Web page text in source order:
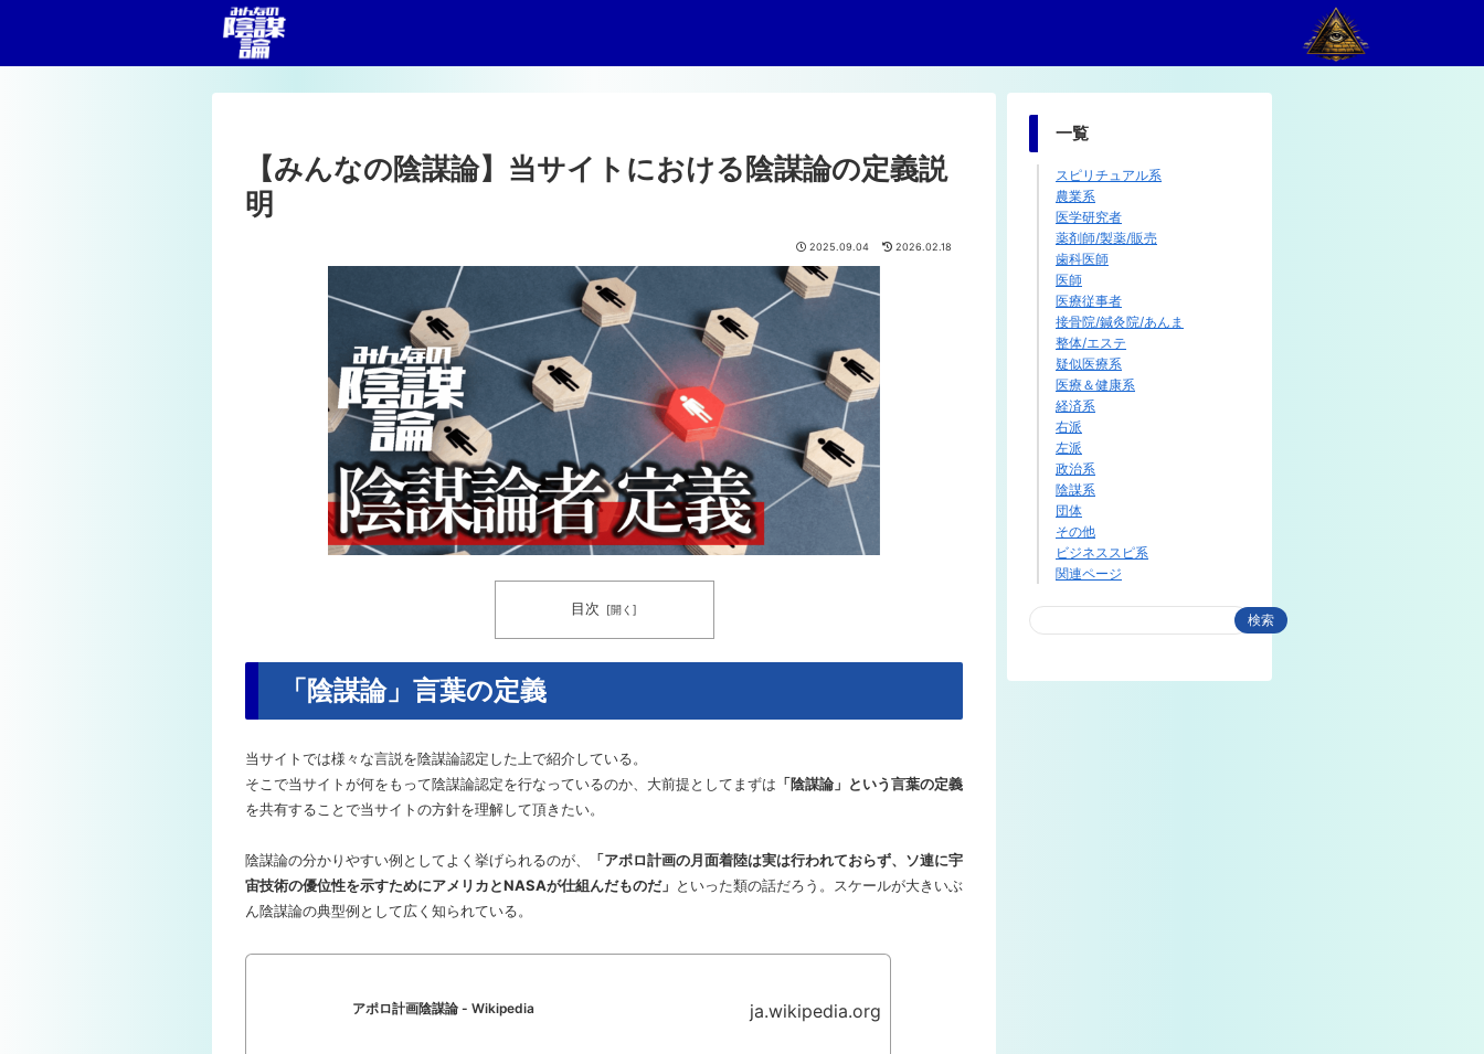
【みんなの陰謀論】当サイトにおける陰謀論の定義説
明
2025.09.04 2026.02.18
目次
「陰謀論」言葉の定義
当サイトでは様々な言説を陰謀論認定した上で紹介している。
そこで当サイトが何をもって陰謀論認定を行なっているのか、大前提としてまずは 「陰謀論」という言葉の定義
を共有することで当サイトの方針を理解して頂きたい。
陰謀論の分かりやすい例としてよく挙げられるのが、
「アポロ計画の月面着陸は実は行われておらず、ソ連に宇
宙技術の優位性を示すためにアメリカとNASAが仕組んだものだ」 といった類の話だろう。スケールが大きいぶ
ん陰謀論の典型例として広く知られている。
アポロ計画陰謀論 - Wikipedia ja.wikipedia.org
一覧
スピリチュアル系
農業系
医学研究者
薬剤師/製薬/販売
歯科医師
医師
医療従事者
接骨院/鍼灸院/あんま
整体/エステ
疑似医療系
医療＆健康系
経済系
右派
左派
政治系
陰謀系
団体
その他
ビジネススピ系
関連ページ
検索